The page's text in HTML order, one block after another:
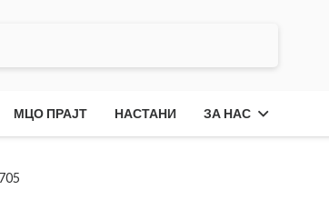
МЦО ПРАЈТ НАСТАНИ ЗА НАС
705